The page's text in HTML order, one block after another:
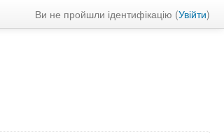
Ви не пройшли ідентифікацію (Увійти)